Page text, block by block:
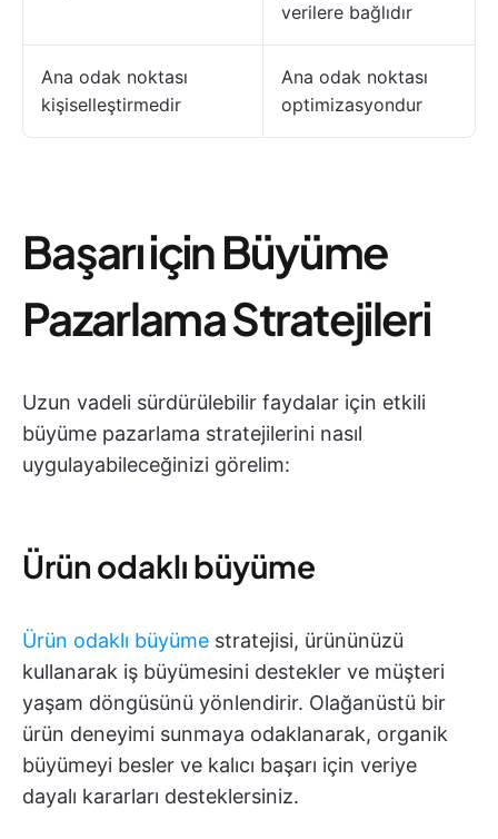
verilere bağlıdır
Ana odak noktası
kişiselleştirmedir
Ana odak noktası
optimizasyondur
Başarı için Büyüme
Pazarlama Stratejileri
Uzun vadeli sürdürülebilir faydalar için etkili
büyüme pazarlama stratejilerini nasıl
uygulayabileceğinizi görelim:
Ürün odaklı büyüme
Ürün odaklı büyüme stratejisi, ürününüzü
kullanarak iş büyümesini destekler ve müşteri
yaşam döngüsünü yönlendirir. Olağanüstü bir
ürün deneyimi sunmaya odaklanarak, organik
büyümeyi besler ve kalıcı başarı için veriye
dayalı kararları desteklersiniz.